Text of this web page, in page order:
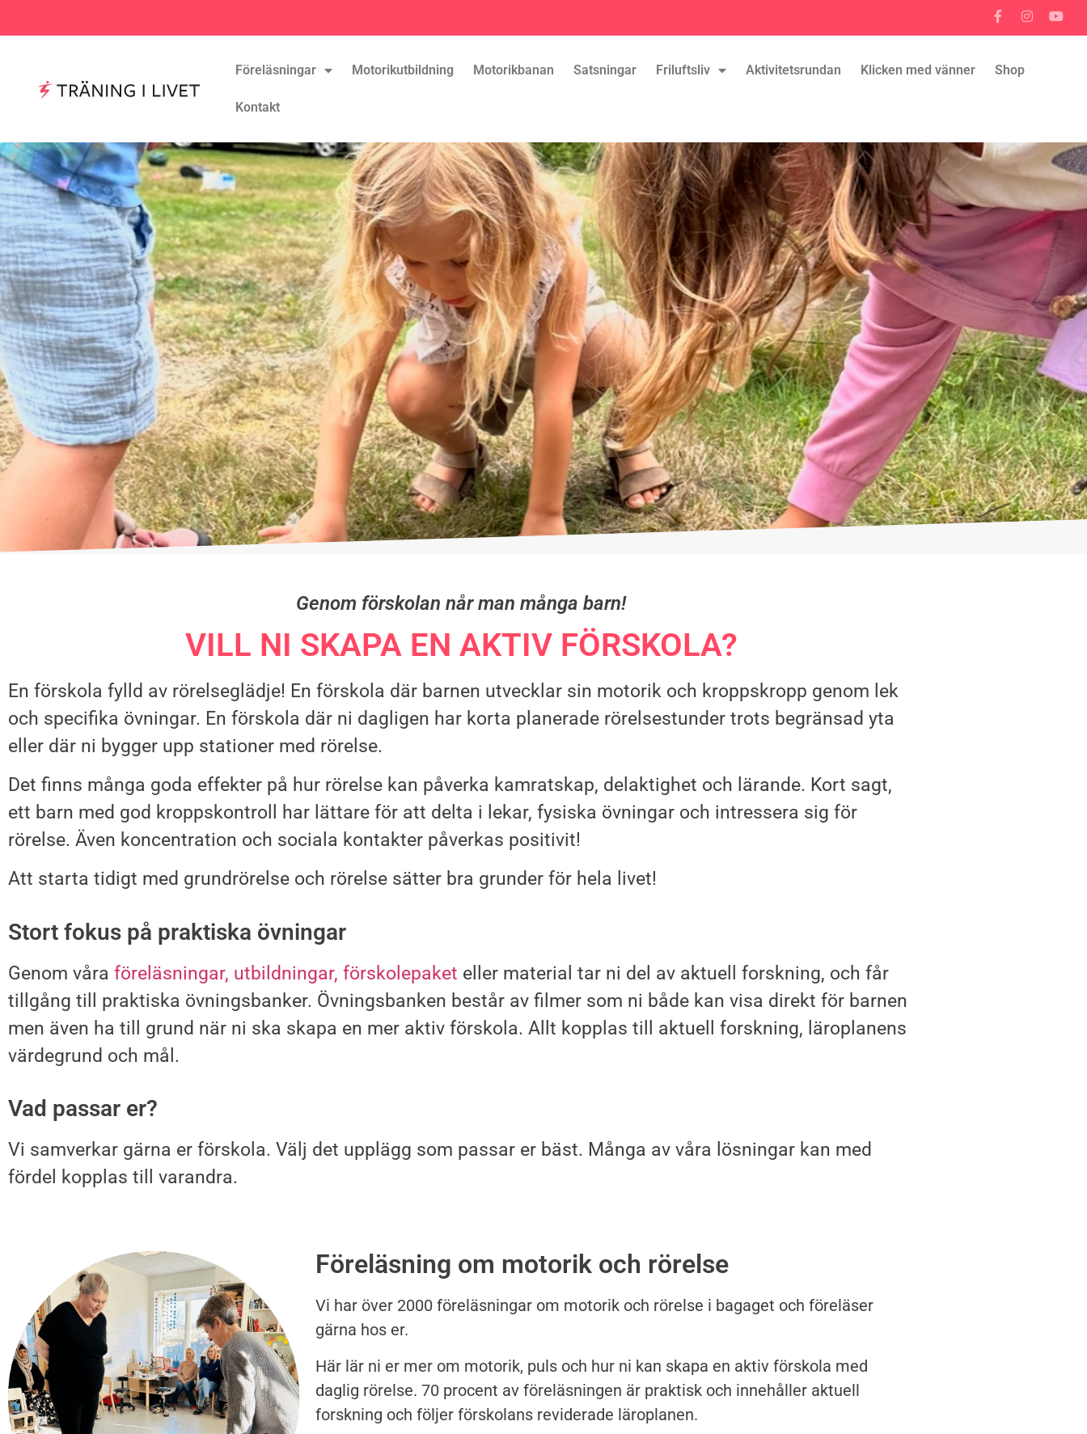
Föreläsningar Motorikutbildning Motorikbanan Satsningar Friluftsliv Aktivitetsrundan Klicken med vänner Shop
Kontakt
Genom förskolan når man många barn!
VILL NI SKAPA EN AKTIV FÖRSKOLA?
En förskola fylld av rörelseglädje! En förskola där barnen utvecklar sin motorik och kroppskropp genom lek
och specifika övningar. En förskola där ni dagligen har korta planerade rörelsestunder trots begränsad yta
eller där ni bygger upp stationer med rörelse.
Det finns många goda effekter på hur rörelse kan påverka kamratskap, delaktighet och lärande. Kort sagt,
ett barn med god kroppskontroll har lättare för att delta i lekar, fysiska övningar och intressera sig för
rörelse. Även koncentration och sociala kontakter påverkas positivit!
Att starta tidigt med grundrörelse och rörelse sätter bra grunder för hela livet!
Stort fokus på praktiska övningar
Genom våra föreläsningar, utbildningar, förskolepaket eller material tar ni del av aktuell forskning, och får
tillgång till praktiska övningsbanker. Övningsbanken består av filmer som ni både kan visa direkt för barnen
men även ha till grund när ni ska skapa en mer aktiv förskola. Allt kopplas till aktuell forskning, läroplanens
värdegrund och mål.
Vad passar er?
Vi samverkar gärna er förskola. Välj det upplägg som passar er bäst. Många av våra lösningar kan med
fördel kopplas till varandra.
Föreläsning om motorik och rörelse
Vi har över 2000 föreläsningar om motorik och rörelse i bagaget och föreläser
gärna hos er.
Här lär ni er mer om motorik, puls och hur ni kan skapa en aktiv förskola med
daglig rörelse. 70 procent av föreläsningen är praktisk och innehåller aktuell
forskning och följer förskolans reviderade läroplanen.